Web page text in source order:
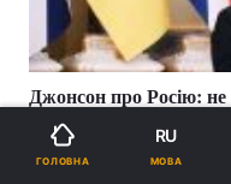
Джонсон про Росію:
ведмедем, який їсть
18:40, 24.08.2022
ГОЛОВНА
RU
МОВА